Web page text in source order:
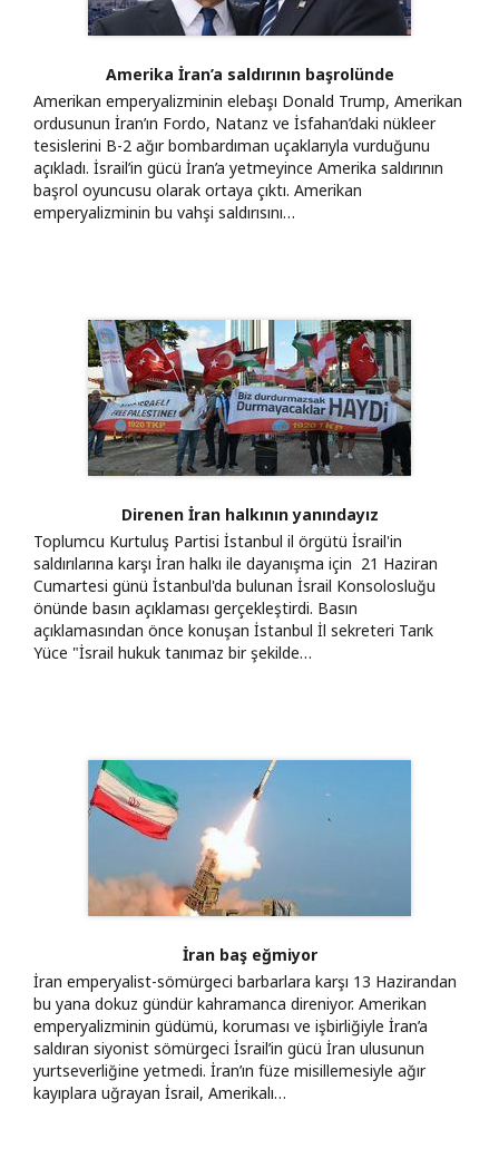
Amerika İran’a saldırının başrolünde
Amerikan emperyalizminin elebaşı Donald Trump, Amerikan
ordusunun İran’ın Fordo, Natanz ve İsfahan’daki nükleer
tesislerini B-2 ağır bombardıman uçaklarıyla vurduğunu
açıkladı. İsrail’in gücü İran’a yetmeyince Amerika saldırının
başrol oyuncusu olarak ortaya çıktı. Amerikan
emperyalizminin bu vahşi saldırısını…
Direnen İran halkının yanındayız
Toplumcu Kurtuluş Partisi İstanbul il örgütü İsrail'in
saldırılarına karşı İran halkı ile dayanışma için 21 Haziran
Cumartesi günü İstanbul'da bulunan İsrail Konsolosluğu
önünde basın açıklaması gerçekleştirdi. Basın
açıklamasından önce konuşan İstanbul İl sekreteri Tarık
Yüce "İsrail hukuk tanımaz bir şekilde…
İran baş eğmiyor
İran emperyalist-sömürgeci barbarlara karşı 13 Hazirandan
bu yana dokuz gündür kahramanca direniyor. Amerikan
emperyalizminin güdümü, koruması ve işbirliğiyle İran’a
saldıran siyonist sömürgeci İsrail’in gücü İran ulusunun
yurtseverliğine yetmedi. İran’ın füze misillemesiyle ağır
kayıplara uğrayan İsrail, Amerikalı…